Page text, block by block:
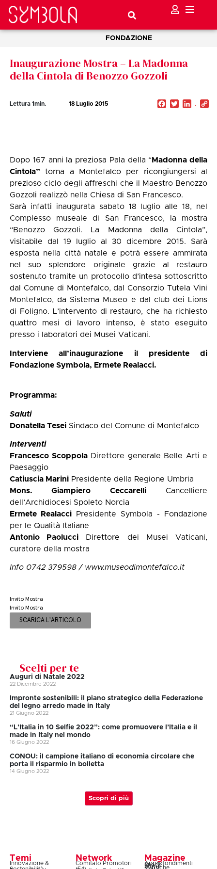
FONDAZIONE
Inaugurazione Mostra – La Madonna
della Cintola di Benozzo Gozzoli
Lettura 1min. 18 Luglio 2015 Facebook
Twitter
Dopo 167 anni la preziosa Pala della “ Madonna della
Cintola” torna a Montefalco per ricongiungersi al
prezioso ciclo degli affreschi che il Maestro Benozzo
Gozzoli realizzò nella Chiesa di San Francesco.
Sarà infatti inaugurata sabato 18 luglio alle 18, nel
Complesso museale di San Francesco, la mostra
“Benozzo Gozzoli. La Madonna della Cintola”,
visitabile dal 19 luglio al 30 dicembre 2015. Sarà
esposta nella città natale e potrà essere ammirata
nel suo splendore originale grazie al restauro
sostenuto tramite un protocollo d’intesa sottoscritto
dal Comune di Montefalco, dal Consorzio Tutela Vini
Montefalco, da Sistema Museo e dal club dei Lions
di Foligno. L’intervento di restauro, che ha richiesto
quattro mesi di lavoro intenso, è stato eseguito
presso i laboratori dei Musei Vaticani.
Interviene all’inaugurazione il presidente di
Fondazione Symbola, Ermete Realacci.
Programma:
Saluti
Donatella Tesei Sindaco del Comune di Montefalco
Interventi
Francesco ScoppolaDirettore generale Belle Arti e
Paesaggio
Catiuscia Marini Presidente della Regione Umbria
Mons. Giampiero CeccarelliCancelliere
dell’Archidiocesi Spoleto Norcia
Ermete Realacci Presidente Symbola - Fondazione
per le Qualità Italiane
Antonio Paolucci Direttore dei Musei Vaticani,
curatore della mostra
Info 0742 379598 / www.museodimontefalco.it
Invito Mostra
Invito Mostra
SCARICA L'ARTICOLO
Scelti per te
Auguri di Natale 2022
22 Dicembre 2022
Impronte sostenibili: il piano strategico della Federazione
del legno arredo made in Italy
21 Giugno 2022
“L’Italia in 10 Selfie 2022”: come promuovere l’Italia e il
made in Italy nel mondo
16 Giugno 2022
CONOU: il campione italiano di economia circolare che
porta il risparmio in bolletta
14 Giugno 2022
Scopri di più
Temi
Innovazione &
Network
Comitato Promotori
Magazine
Approfondimenti
Snack
Storie
Rubriche